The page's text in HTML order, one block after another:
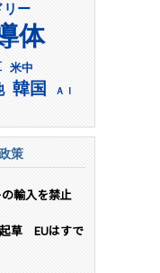
リー
体
米中
韓国 ＡＩ
策
輸入を禁止
起草 EUはすで